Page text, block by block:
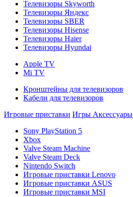
Телевизоры Skyworth
Телевизоры Яндекс
Телевизоры SBER
Телевизоры Hisense
Телевизоры Haier
Телевизоры Hyundai
Apple TV
Mi TV
Кронштейны для телевизоров
Кабели для телевизоров
Игровые приставки Игры Аксессуары
Sony PlayStation 5
Xbox
Valve Steam Machine
Valve Steam Deck
Nintendo Switch
Игровые приставки Lenovo
Игровые приставки ASUS
Игровые приставки MSI